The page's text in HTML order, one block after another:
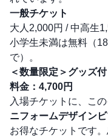
一般チケット
大人2,000円 / 中高生
小学生未満は無料（
で）。
＜数量限定＞グッズ
料金：4,700円
入場チケットに、こ
ニフォームデザインビ
お得なチケットです